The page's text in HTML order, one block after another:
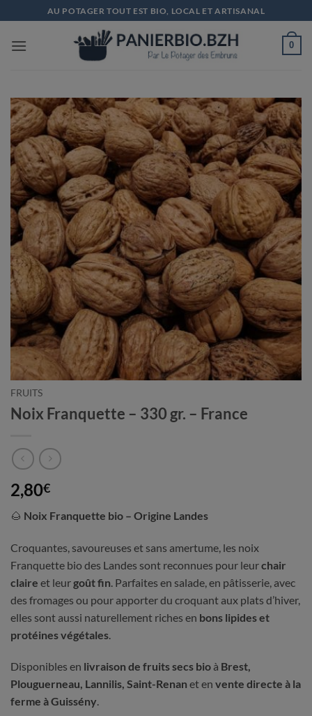
au
contenu
AU POTAGER TOUT EST BIO, LOCAL ET ARTISANAL
0
FRUITS
Noix Franquette – 330 gr. – France
2,80€
🌰 Noix Franquette bio – Origine Landes
Croquantes, savoureuses et sans amertume, les noix
Franquette bio des Landes sont reconnues pour leurchair
claire et leurgoût fin . Parfaites en salade, en pâtisserie, avec
des fromages ou pour apporter du croquant aux plats d’hiver,
elles sont aussi naturellement riches en bons lipides et
protéines végétales
Disponibles en livraison de fruits secs bio à Brest,
Plouguerneau, Lannilis, Saint-Renan et en vente directe à la
ferme à Guissény.